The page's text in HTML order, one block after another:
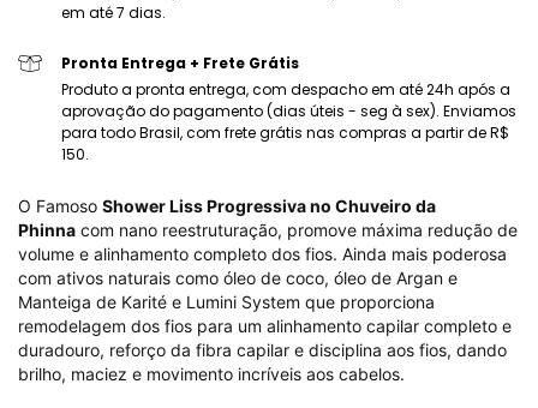
em até 7 dias.
Pronta Entrega + Frete Grátis
Produto a pronta entrega, com despacho em até 24h após a
aprovação do pagamento (dias úteis - seg à sex). Enviamos
para todo Brasil, com frete grátis nas compras a partir de R$
150.
O Famoso Shower Liss Progressiva no Chuveiro da
Phinna com nano reestruturação, promove máxima redução de
volume e alinhamento completo dos fios. Ainda mais poderosa
com ativos naturais como óleo de coco, óleo de Argan e
Manteiga de Karité e Lumini System que proporciona
remodelagem dos fios para um alinhamento capilar completo e
duradouro, reforço da fibra capilar e disciplina aos fios, dando
brilho, maciez e movimento incríveis aos cabelos.